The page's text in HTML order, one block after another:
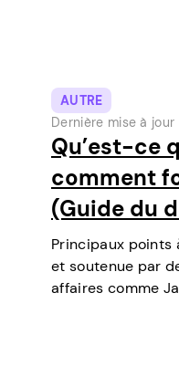
AUTRE
Dernière mise à
Qu’est-ce
comment
(Guide du
Principaux points
et soutenue par
affaires comme